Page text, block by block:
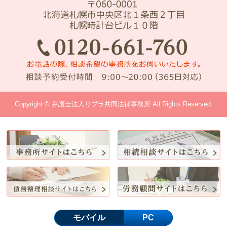
Copyright © 弁護士法人リブラ共同法律事務所 All Rights Reserved.
モバイル PC